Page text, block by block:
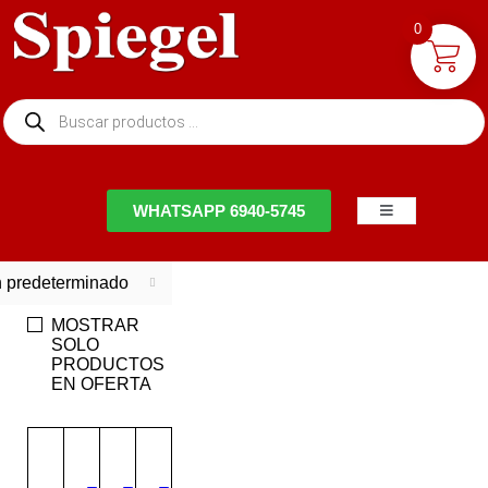
WHATSAPP 6940-5745
predeterminado
MOSTRAR
SOLO
PRODUCTOS
EN OFERTA
0